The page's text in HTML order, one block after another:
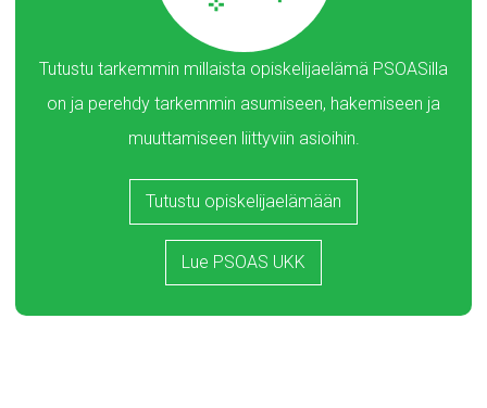
Tutustu tarkemmin millaista opiskelijaelämä PSOASilla
on ja perehdy tarkemmin asumiseen, hakemiseen ja
muuttamiseen liittyviin asioihin.
Tutustu opiskelijaelämään
Lue PSOAS UKK